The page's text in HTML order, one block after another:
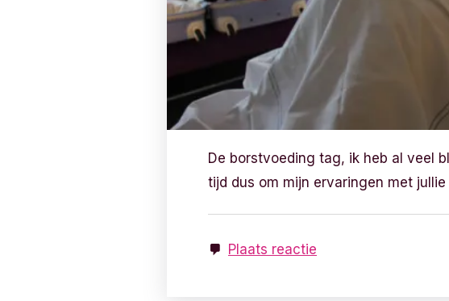
De borstvoeding tag, ik heb al veel
tijd dus om mijn ervaringen met
Plaats reactie